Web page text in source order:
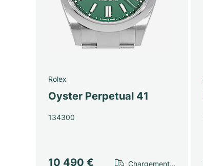
Rolex
Oyster Perpetual 41
134300
10 490 € Chargement…